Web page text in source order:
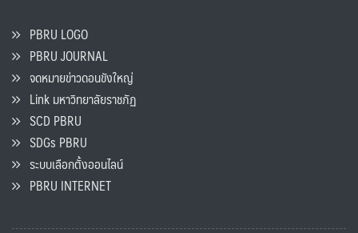
PBRU LOGO
PBRU JOURNAL
จดหมายข่าวดอนขังใหญ่
Link มหาวิทยาลัยราชภัฏ
SCD PBRU
SDGs PBRU
ระบบเลือกตั้งออนไลน์
PBRU INTERNET